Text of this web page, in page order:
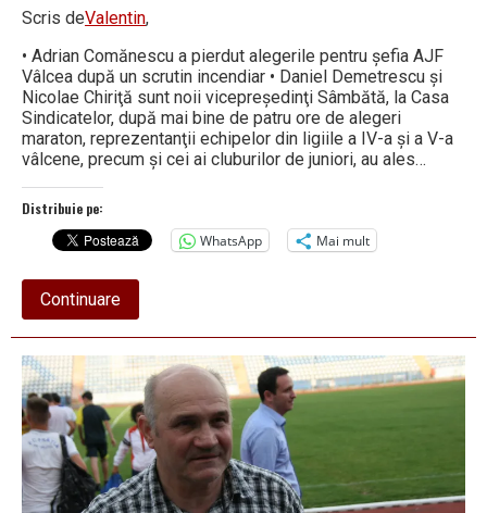
Scris deValentin,
• Adrian Comănescu a pierdut alegerile pentru şefia AJF
Vâlcea după un scrutin incendiar • Daniel Demetrescu şi
Nicolae Chiriţă sunt noii vicepreşedinţi Sâmbătă, la Casa
Sindicatelor, după mai bine de patru ore de alegeri
maraton, reprezentanţii echipelor din ligiile a IV-a şi a V-a
vâlcene, precum şi cei ai cluburilor de juniori, au ales…
Distribuie pe:
WhatsApp
Mai mult
Continuareabout
Constantin
Pintilie,
uns
pentru
a
treia
oară
regele
fotbalului
vâlcean